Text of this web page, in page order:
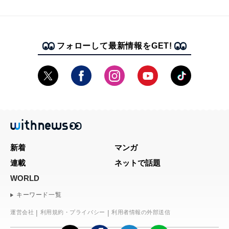
フォローして最新情報をGET!
新着
マンガ
連載
ネットで話題
WORLD
キーワード一覧
運営会社 利用規約・プライバシー 利用者情報の外部送信